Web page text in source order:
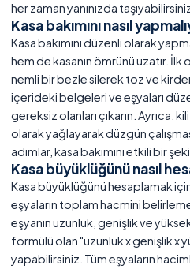
her zaman yanınızda
Kasa bakımını nasıl
Kasa bakımını düzenli olarak
hem de kasanın ömrünü uzatır. İlk
nemli bir bezle silerek toz ve kirden
içerideki belgeleri ve eşyaları
gereksiz olanları çıkarın. Ayrıca,
olarak yağlayarak düzgün
adımlar, kasa bakımını etkili bir
Kasa büyüklüğünü nasıl
Kasa büyüklüğünü hesaplamak
eşyaların toplam hacmini
eşyanın uzunluk, genişlik ve
formülü olan "uzunluk x genişlik x
yapabilirsiniz. Tüm eşyaların